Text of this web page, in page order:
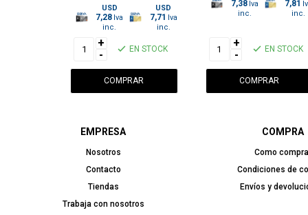
USD
7,28
USD
7,71
+
-
EN STOCK
7,38 7,81
+
-
EN STOCK
EMPRESA
Nosotros
Contacto
Tiendas
Trabaja con nosotros
COMPRA
Como
Condiciones de
Envíos y